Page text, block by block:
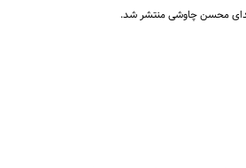
محسن چاوشی منتشر شد.